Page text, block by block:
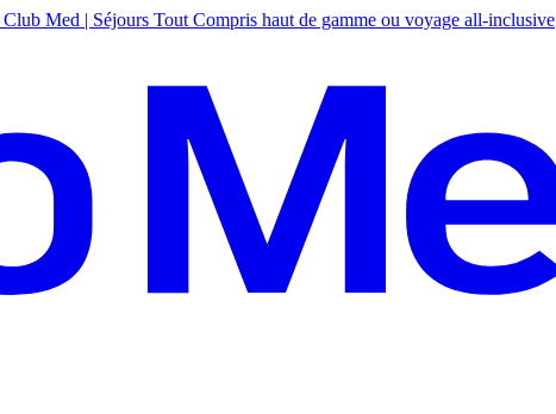
Club Med | Séjours Tout Compris haut de gamme ou voyage all-inclusive